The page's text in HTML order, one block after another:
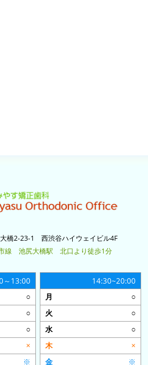
橋2-23-1 西渋谷ハイウェイビル4F
線 池尻大橋駅 北口より徒歩1分
～13:00
○
○
○
×
※
14:30~20:00
○
○
○
×
※